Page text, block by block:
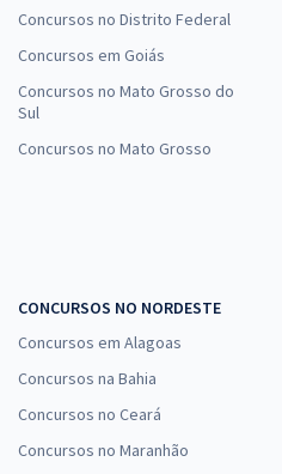
Concursos no Distrito Federal
Concursos em Goiás
Concursos no Mato Grosso do
Sul
Concursos no Mato Grosso
CONCURSOS NO NORDESTE
Concursos em Alagoas
Concursos na Bahia
Concursos no Ceará
Concursos no Maranhão